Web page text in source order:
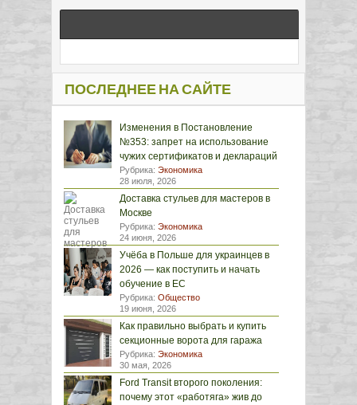
ПОСЛЕДНЕЕ НА САЙТЕ
Изменения в Постановление
№353: запрет на использование
чужих сертификатов и деклараций
Рубрика: Экономика
28 июля, 2026
Доставка стульев для мастеров в
Москве
Рубрика: Экономика
24 июня, 2026
Учёба в Польше для украинцев в
2026 — как поступить и начать
обучение в ЕС
Рубрика: Общество
19 июня, 2026
Как правильно выбрать и купить
секционные ворота для гаража
Рубрика: Экономика
30 мая, 2026
Ford Transit второго поколения:
почему этот «работяга» жив до